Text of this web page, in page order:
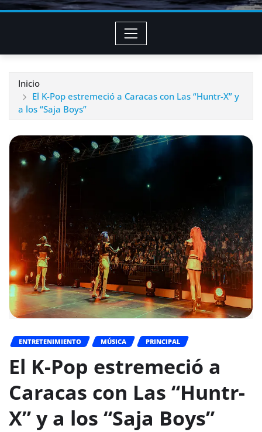
Inicio
El K-Pop estremeció a Caracas con Las “Huntr-X” y
a los “Saja Boys”
ENTRETENIMIENTO MÚSICA PRINCIPAL
El K-Pop estremeció a
Caracas con Las “Huntr-
X” y a los “Saja Boys”